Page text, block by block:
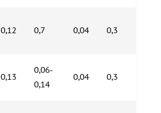
0,12 0,7 0,04 0,3
0,13
0,06-
0,14
0,04 0,3